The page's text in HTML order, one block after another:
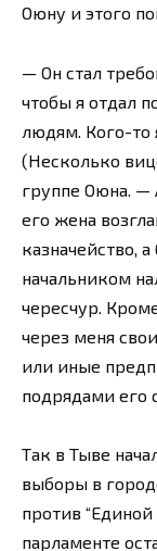
Оюну и этого
— Он стал
чтобы я отдал
людям. Кого-то
(Несколько
группе Оюна. —
его жена
казначейство,
начальником
чересчур.
через меня
или иные
подрядами его
Так в Тыве
выборы в
против
парламенте